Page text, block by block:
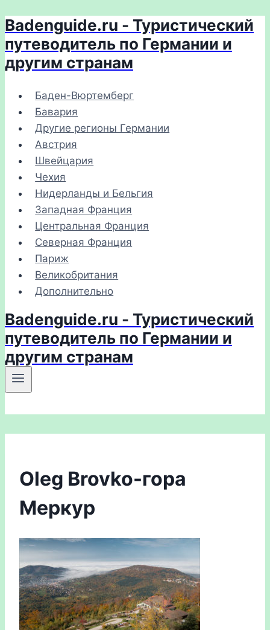
Перейти
к
содержимому
Badenguide.ru - Туристический
путеводитель по Германии и
другим странам
Баден-Вюртемберг
Бавария
Другие регионы Германии
Австрия
Швейцария
Чехия
Нидерланды и Бельгия
Западная Франция
Центральная Франция
Северная Франция
Париж
Великобритания
Дополнительно
Badenguide.ru - Туристический
путеводитель по Германии и
другим странам
Oleg Brovko-гора
Меркур